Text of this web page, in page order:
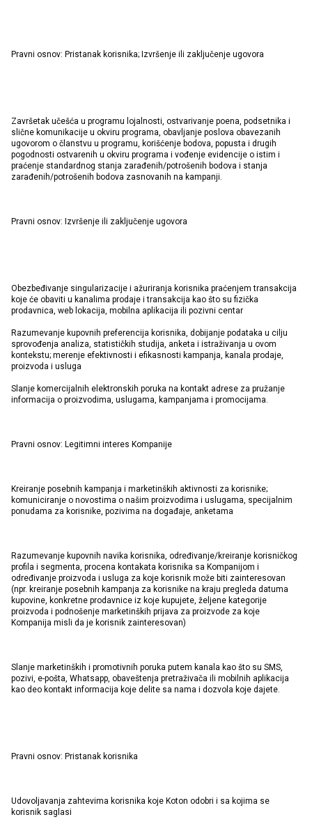
Pravni osnov: Pristanak korisnika; Izvršenje ili zaključenje ugovora
Završetak učešća u programu lojalnosti, ostvarivanje poena, podsetnika i
slične komunikacije u okviru programa, obavljanje poslova obavezanih
ugovorom o članstvu u programu, korišćenje bodova, popusta i drugih
pogodnosti ostvarenih u okviru programa i vođenje evidencije o istim i
praćenje standardnog stanja zarađenih/potrošenih bodova i stanja
zarađenih/potrošenih bodova zasnovanih na kampanji.
Pravni osnov: Izvršenje ili zaključenje ugovora
Obezbeđivanje singularizacije i ažuriranja korisnika praćenjem transakcija
koje će obaviti u kanalima prodaje i transakcija kao što su fizička
prodavnica, web lokacija, mobilna aplikacija ili pozivni centar
Razumevanje kupovnih preferencija korisnika, dobijanje podataka u cilju
sprovođenja analiza, statističkih studija, anketa i istraživanja u ovom
kontekstu; merenje efektivnosti i efikasnosti kampanja, kanala prodaje,
proizvoda i usluga
Slanje komercijalnih elektronskih poruka na kontakt adrese za pružanje
informacija o proizvodima, uslugama, kampanjama i promocijama.
Pravni osnov: Legitimni interes Kompanije
Kreiranje posebnih kampanja i marketinških aktivnosti za korisnike;
komuniciranje o novostima o našim proizvodima i uslugama, specijalnim
ponudama za korisnike, pozivima na događaje, anketama
Razumevanje kupovnih navika korisnika, određivanje/kreiranje korisničkog
profila i segmenta, procena kontakata korisnika sa Kompanijom i
određivanje proizvoda i usluga za koje korisnik može biti zainteresovan
(npr. kreiranje posebnih kampanja za korisnike na kraju pregleda datuma
kupovine, konkretne prodavnice iz koje kupujete, željene kategorije
proizvoda i podnošenje marketinških prijava za proizvode za koje
Kompanija misli da je korisnik zainteresovan)
Slanje marketinških i promotivnih poruka putem kanala kao što su SMS,
pozivi, e-pošta, Whatsapp, obaveštenja pretraživača ili mobilnih aplikacija
kao deo kontakt informacija koje delite sa nama i dozvola koje dajete.
Pravni osnov: Pristanak korisnika
Udovoljavanja zahtevima korisnika koje Koton odobri i sa kojima se
korisnik saglasi